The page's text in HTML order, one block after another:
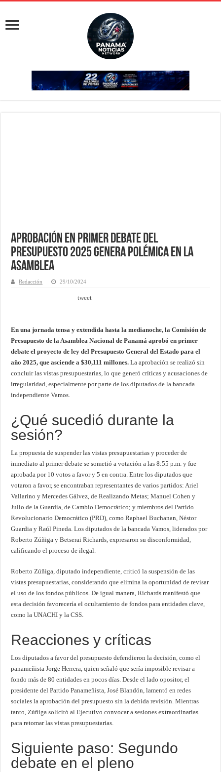
Aprobación en primer debate del
Presupuesto 2025 genera polémica en la
Asamblea
Redacción 29/10/2024
tweet
En una jornada tensa y extendida hasta la medianoche, la Comisión de
Presupuesto de la Asamblea Nacional de Panamá aprobó en primer
debate el proyecto de ley del Presupuesto General del Estado para el
año 2025, que asciende a $30,111 millones. La aprobación se realizó sin
concluir las vistas presupuestarias, lo que generó críticas y acusaciones de
irregularidad, especialmente por parte de los diputados de la bancada
independiente Vamos.
¿Qué sucedió durante la
sesión?
La propuesta de suspender las vistas presupuestarias y proceder de
inmediato al primer debate se sometió a votación a las 8:55 p.m. y fue
aprobada por 10 votos a favor y 5 en contra. Entre los diputados que
votaron a favor, se encontraban representantes de varios partidos: Ariel
Vallarino y Mercedes Gálvez, de Realizando Metas; Manuel Cohen y
Julio de la Guardia, de Cambio Democrático; y miembros del Partido
Revolucionario Democrático (PRD), como Raphael Buchanan, Néstor
Guardia y Raúl Pineda. Los diputados de la bancada Vamos, liderados por
Roberto Zúñiga y Betserai Richards, expresaron su disconformidad,
calificando el proceso de ilegal.
Roberto Zúñiga, diputado independiente, criticó la suspensión de las
vistas presupuestarias, considerando que elimina la oportunidad de revisar
el uso de los fondos públicos. De igual manera, Richards manifestó que
esta decisión favorecería el ocultamiento de fondos para entidades clave,
como la UNACHI y la CSS.
Reacciones y críticas
Los diputados a favor del presupuesto defendieron la decisión, como el
panameñista Jorge Herrera, quien señaló que sería imposible revisar a
fondo más de 80 entidades en pocos días. Desde el lado opositor, el
presidente del Partido Panameñista, José Blandón, lamentó en redes
sociales la aprobación del presupuesto sin la debida revisión. Mientras
tanto, Zúñiga solicitó al Ejecutivo convocar a sesiones extraordinarias
para retomar las vistas presupuestarias.
Siguiente paso: Segundo
debate en el pleno